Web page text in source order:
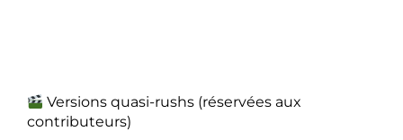
Versions quasi-rushs (réservées aux
contributeurs)